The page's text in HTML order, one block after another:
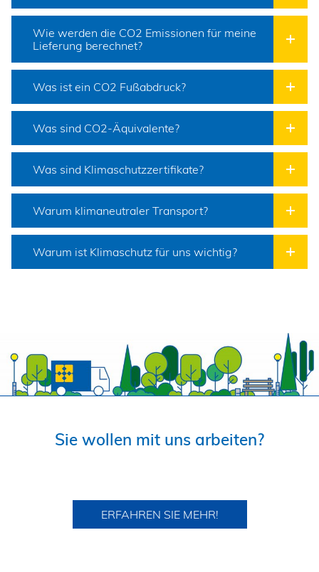
Wie werden die CO2 Emissionen für meine
Lieferung berechnet?
Was ist ein CO2 Fußabdruck?
Was sind CO2-Äquivalente?
Was sind Klimaschutzzertifikate?
Warum klimaneutraler Transport?
Warum ist Klimaschutz für uns wichtig?
Sie wollen mit uns arbeiten?
ERFAHREN SIE MEHR!